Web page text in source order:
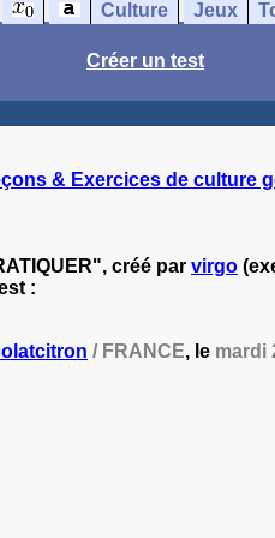
Culture Jeux
Créer un test
& Exercices de culture
créé par virgo
:
/ FRANCE, le mardi